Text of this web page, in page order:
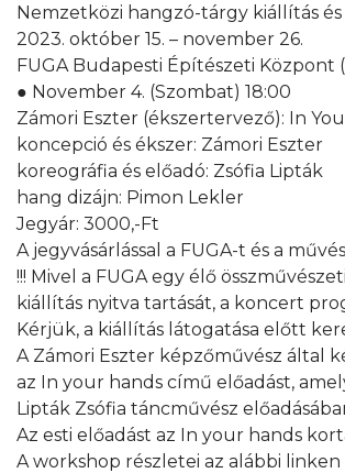
Nemzetközi hangzó-tárgy kiállítás
2023. október 15. – november 26.
FUGA Budapesti Építészeti Központ
● November 4. (Szombat) 18:00
Zámori Eszter (ékszertervező): In
koncepció és ékszer: Zámori Eszter
koreográfia és előadó: Zsófia Lipták
hang dizájn: Pimon Lekler
Jegyár: 3000,-Ft
A jegyvásárlással a FUGA-t és a
!!! Mivel a FUGA egy élő
kiállítás nyitva tartását, a koncert
Kérjük, a kiállítás látogatása előtt
A Zámori Eszter képzőművész által
az In your hands című előadást,
Lipták Zsófia táncművész
Az esti előadást az In your hands
A workshop részletei az alábbi